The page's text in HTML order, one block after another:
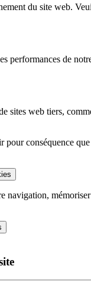
du site web.
performances de
sites web tiers,
conséquence